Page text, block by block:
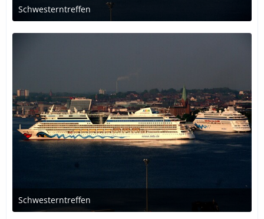
Schwesterntreffen
30. Oktober 2018 um 00:57
Schwesterntreffen
30. Oktober 2018 um 00:56